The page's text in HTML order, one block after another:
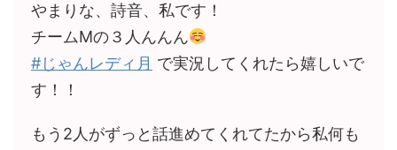
やまりな、詩音、私です！
チームMの３人んんん
#じゃんレディ月 で実況してくれたら嬉しいで
す！！
もう2人がずっと話進めてくれてたから私何も